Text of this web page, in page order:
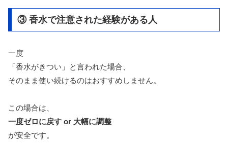
③ 香水で注意された経験がある人
一度
「香水がきつい」と言われた場合、
そのまま使い続けるのはおすすめしません。
この場合は、
一度ゼロに戻す or 大幅に調整
が安全です。